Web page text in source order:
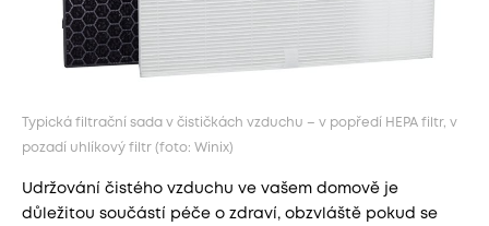
Typická filtrační sada v čističkách vzduchu – v popředí HEPA filtr, v
pozadí uhlíkový filtr (foto: Winix)
Udržování čistého vzduchu ve vašem domově je
důležitou součástí péče o zdraví, obzvláště pokud se